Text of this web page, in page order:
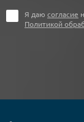
Я даю согласие
Политикой